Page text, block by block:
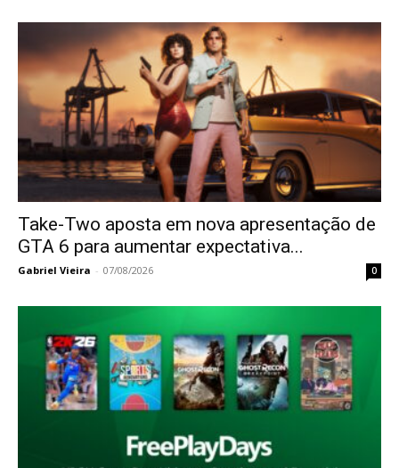
Take-Two aposta em nova apresentação de
GTA 6 para aumentar expectativa...
Gabriel Vieira - 07/08/2026 0